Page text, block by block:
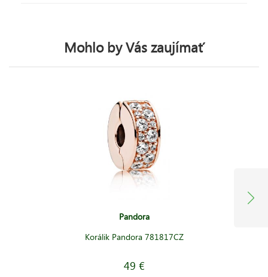
Mohlo by Vás zaujímať
Pandora
Korálik Pandora 781817CZ
49 €